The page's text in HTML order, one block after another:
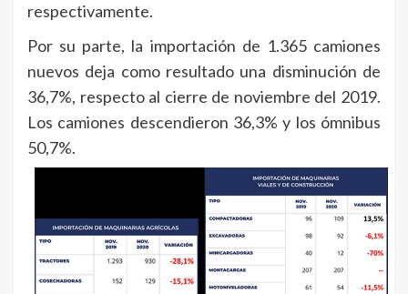
respectivamente.
Por su parte, la importación de 1.365 camiones
nuevos deja como resultado una disminución de
36,7%, respecto al cierre de noviembre del 2019.
Los camiones descendieron 36,3% y los ómnibus
50,7%.